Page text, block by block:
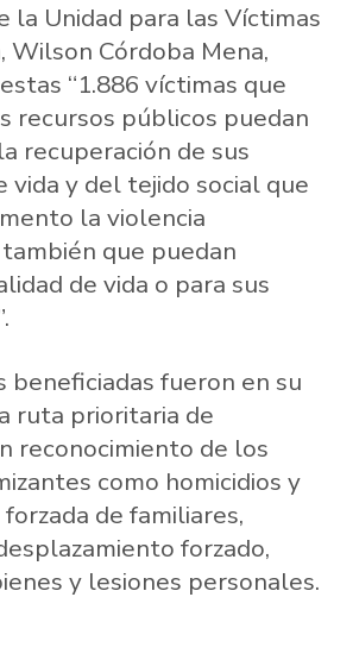
la Unidad para las Víctimas
Wilson Córdoba Mena,
“1.886 víctimas que
recursos públicos puedan
recuperación de sus
vida y del tejido social que
la violencia
que puedan
de vida o para sus
beneficiadas fueron en su
ruta prioritaria de
reconocimiento de los
como homicidios y
de familiares,
forzado,
y lesiones personales.